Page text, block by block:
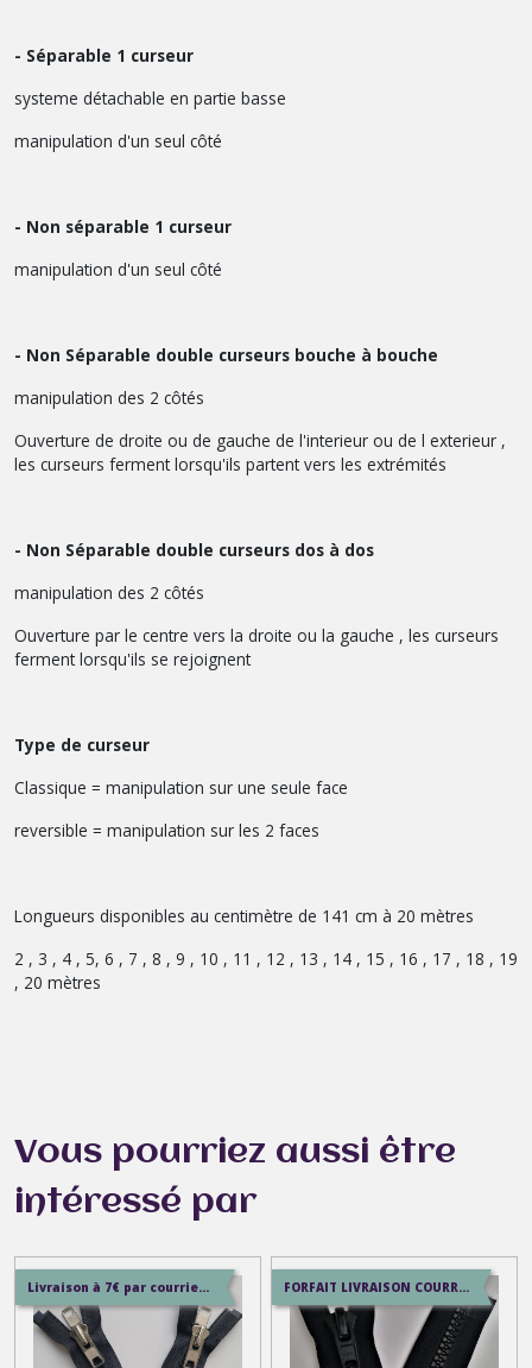
- Séparable 1 curseur
systeme détachable en partie basse
manipulation d'un seul côté
- Non séparable 1 curseur
manipulation d'un seul côté
- Non Séparable double curseurs bouche à bouche
manipulation des 2 côtés
Ouverture de droite ou de gauche de l'interieur ou de l exterieur ,
les curseurs ferment lorsqu'ils partent vers les extrémités
- Non Séparable double curseurs dos à dos
manipulation des 2 côtés
Ouverture par le centre vers la droite ou la gauche , les curseurs
ferment lorsqu'ils se rejoignent
Type de curseur
Classique = manipulation sur une seule face
reversible = manipulation sur les 2 faces
Longueurs disponibles au centimètre de 141 cm à 20 mètres
2 , 3 , 4 , 5, 6 , 7 , 8 , 9 , 10 , 11 , 12 , 13 , 14 , 15 , 16 , 17 , 18 , 19
, 20 mètres
Vous pourriez aussi être
intéressé par
Livraison à 7€ par courrier suivi ou 8.5€ en service+ ou 9.9€ en colissimo FORFAIT LIVRAISON COURRIER SUIVI 7€ / SERVICE + 8.5€ / COLISSIMO 10€